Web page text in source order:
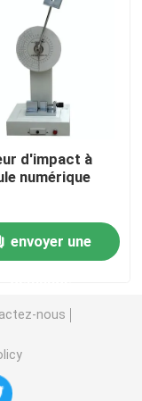
plastique
d'impact à
numérique
envoyer une
nous